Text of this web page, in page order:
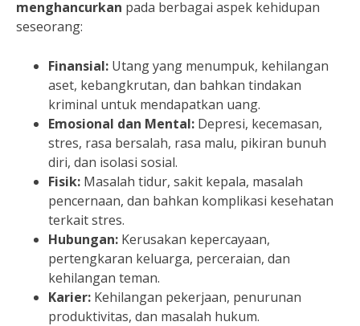
menghancurkan pada berbagai aspek kehidupan
seseorang:
Finansial: Utang yang menumpuk, kehilangan
aset, kebangkrutan, dan bahkan tindakan
kriminal untuk mendapatkan uang.
Emosional dan Mental: Depresi, kecemasan,
stres, rasa bersalah, rasa malu, pikiran bunuh
diri, dan isolasi sosial.
Fisik: Masalah tidur, sakit kepala, masalah
pencernaan, dan bahkan komplikasi kesehatan
terkait stres.
Hubungan: Kerusakan kepercayaan,
pertengkaran keluarga, perceraian, dan
kehilangan teman.
Karier: Kehilangan pekerjaan, penurunan
produktivitas, dan masalah hukum.